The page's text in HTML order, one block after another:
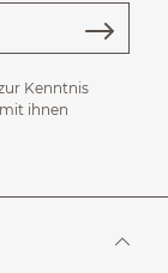
Kenntnis
ihnen